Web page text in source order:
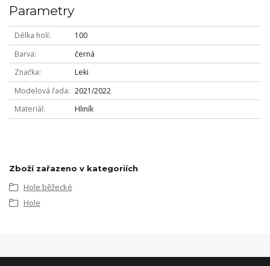
Parametry
Délka holí
100
Barva
černá
Značka
Leki
Modelová řada
2021/2022
Materiál
Hliník
Zboží zařazeno v kategoriích
Hole běžecké
Hole